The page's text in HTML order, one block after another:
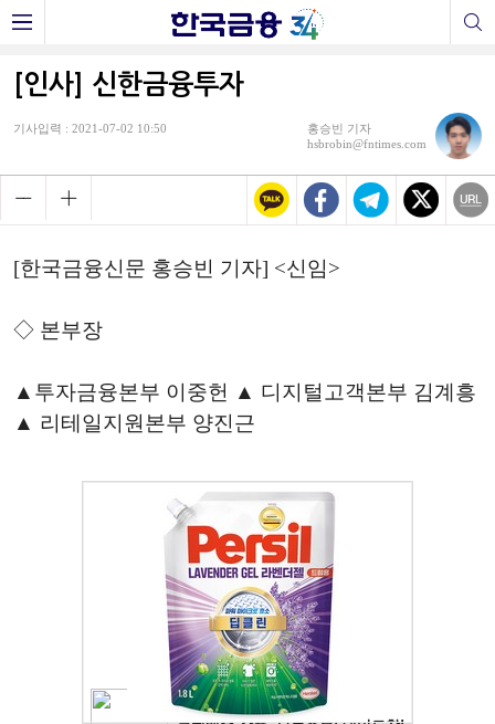
[인사] 신한금융투자
기사입력 : 2021-07-02 10:50
홍승빈 기자
hsbrobin@fntimes.com
[한국금융신문 홍승빈 기자] <신임>
◇ 본부장
▲투자금융본부 이중헌 ▲ 디지털고객본부 김계흥
▲ 리테일지원본부 양진근